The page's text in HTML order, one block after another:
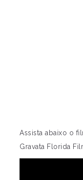
Assista abaixo o
Gravata Florida